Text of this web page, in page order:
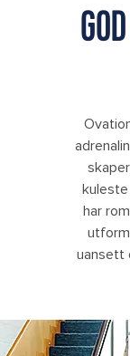
har
uansett
OA, Oasis of